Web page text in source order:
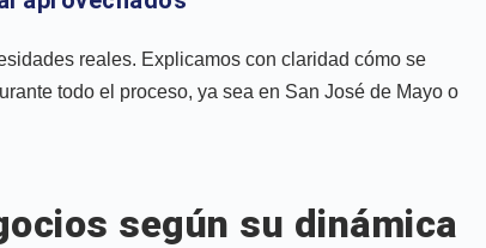
reales. Explicamos con claridad cómo se
todo el proceso, ya sea en San José de Mayo o
según su dinámica